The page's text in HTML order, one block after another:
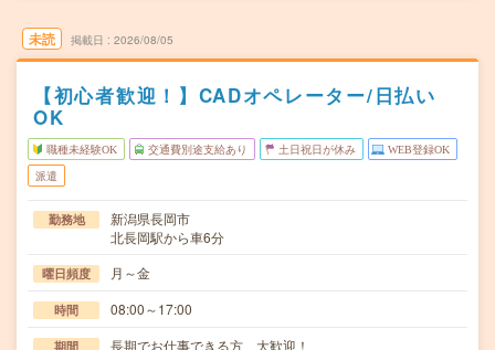
未読 掲載日 2026/08/05
【初心者歓迎！】CADオペレーター/日払い
OK
職種未経験OK 交通費別途支給あり 土日祝日が休み WEB登録OK
派遣
勤務地
新潟県長岡市
北長岡駅から車6分
曜日頻度 月～金
時間 08:00～17:00
期間 長期でお仕事できる方、大歓迎！